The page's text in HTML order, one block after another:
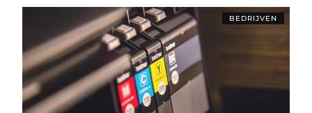
BEDRIJVEN